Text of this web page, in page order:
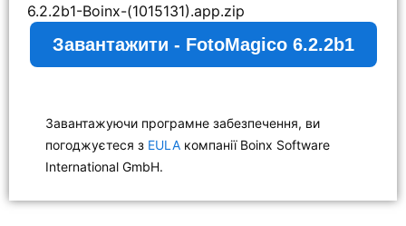
6.2.2b1-Boinx-(1015131).app.zip
Завантажити - FotoMagico 6.2.2b1
Завантажуючи програмне забезпечення, ви
погоджуєтеся з EULA компанії Boinx Software
International GmbH.